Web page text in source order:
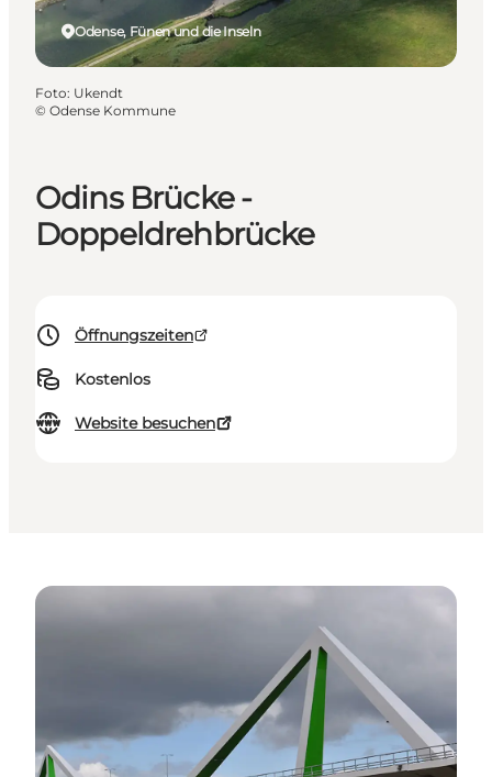
Odins Brücke -
Doppeldrehbrücke
Öffnungszeiten
Kostenlos
Website besuchen
Odense, Fünen und die Inseln
Foto: Ukendt
© Odense Kommune